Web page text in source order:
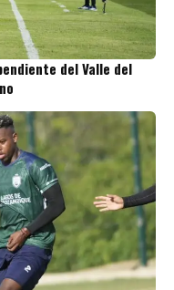
del Valle del